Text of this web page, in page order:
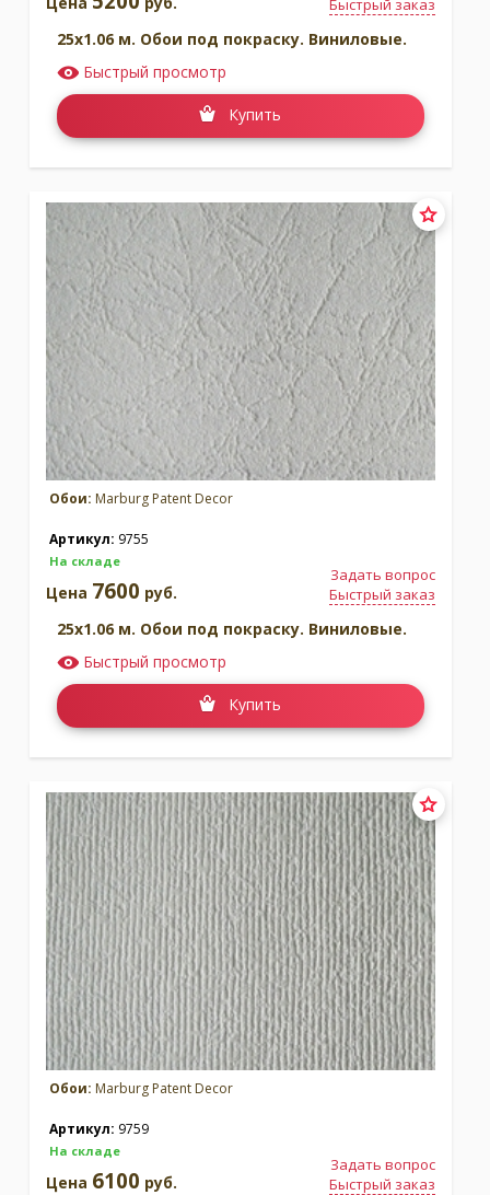
Быстрый заказ
25x1.06 м. Обои под покраску. Виниловые.
Быстрый просмотр
Купить
Обои: Marburg Patent Decor
Артикул: 9755
На складе
Задать вопрос
Быстрый заказ
Цена 7600 руб.
25x1.06 м. Обои под покраску. Виниловые.
Быстрый просмотр
Купить
Обои: Marburg Patent Decor
Артикул: 9759
На складе
Задать вопрос
Быстрый заказ
Цена 6100 руб.